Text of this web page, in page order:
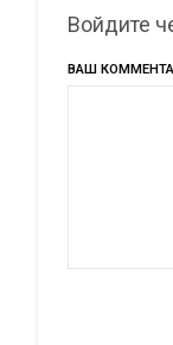
Войдите
ВАШ